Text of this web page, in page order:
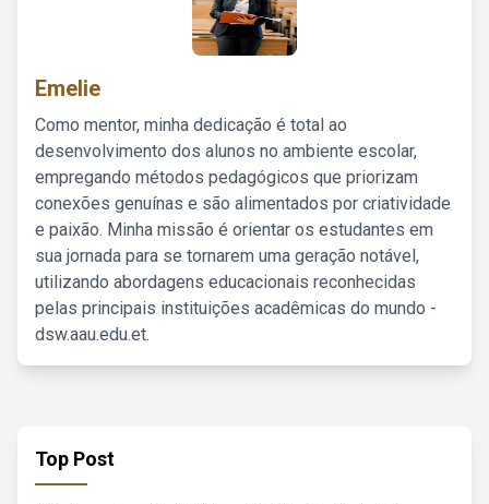
Emelie
Como mentor, minha dedicação é total ao
desenvolvimento dos alunos no ambiente escolar,
empregando métodos pedagógicos que priorizam
conexões genuínas e são alimentados por criatividade
e paixão. Minha missão é orientar os estudantes em
sua jornada para se tornarem uma geração notável,
utilizando abordagens educacionais reconhecidas
pelas principais instituições acadêmicas do mundo -
dsw.aau.edu.et.
Top Post